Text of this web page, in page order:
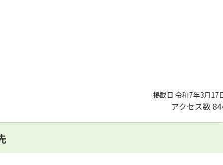
掲載日 令和7年3月17
アクセス数